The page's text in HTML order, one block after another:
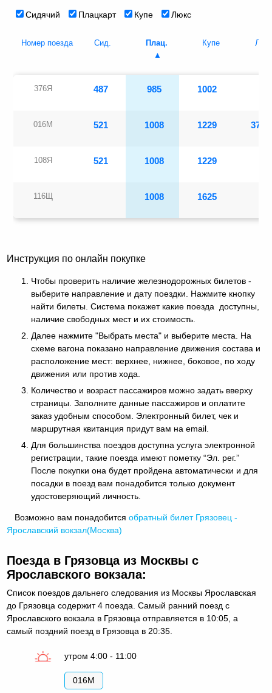
Сидячий Плацкарт Купе Люкс
Номер поезда Сид. Плац. Купе
376Я 487 985 1002
016М 521 1008 1229 3788
108Я 521 1008 1229
116Щ 1008 1625
Инструкция по онлайн покупке
Чтобы проверить наличие железнодорожных билетов -
выберите направление и дату поездки. Нажмите кнопку
найти билеты. Система покажет какие поезда доступны,
наличие свободных мест и их стоимость.
Далее нажмите "Выбрать места" и выберите места. На
схеме вагона показано направление движения состава и
расположение мест: верхнее, нижнее, боковое, по ходу
движения или против хода.
Количество и возраст пассажиров можно задать вверху
страницы. Заполните данные пассажиров и оплатите
заказ удобным способом. Электронный билет, чек и
маршрутная квитанция придут вам на email.
Для большинства поездов доступна услуга электронной
регистрации, такие поезда имеют пометку “Эл. рег.”
После покупки она будет пройдена автоматически и для
посадки в поезд вам понадобится только документ
удостоверяющий личность.
Возможно вам понадобитсяобратный билет Грязовец -
Ярославский вокзал(Москва)
Поезда в Грязовца из Москвы с
Ярославского вокзала:
Список поездов дальнего следования из Москвы Ярославская
до Грязовца содержит 4 поезда. Самый ранний поезд c
Ярославского вокзала в Грязовца отправляется в 10:05, а
самый поздний поезд в Грязовца в 20:35.
утром 4:00 - 11:00
016М